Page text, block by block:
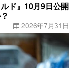
ド』10月9日公開
2026年7月31日